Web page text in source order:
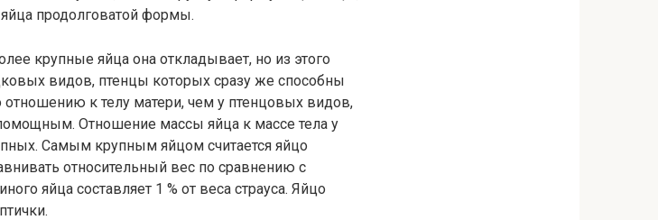
продолговатой формы.
крупные яйца она откладывает, но из этого
видов, птенцы которых сразу же способны
отношению к телу матери, чем у птенцовых видов,
Отношение массы яйца к массе тела у
Самым крупным яйцом считается яйцо
относительный вес по сравнению с
яйца составляет 1 % от веса страуса. Яйцо